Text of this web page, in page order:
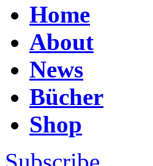
Home
About
News
Bücher
Shop